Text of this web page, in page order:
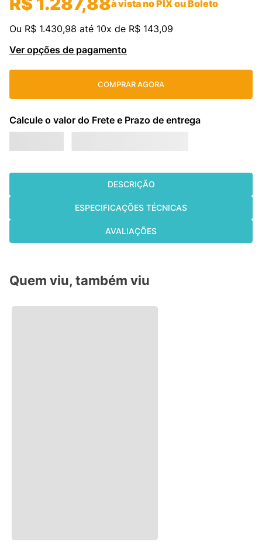
à vista no PIX ou Boleto
Ou R$ 1.430,98 até 10x de R$ 143,09
Ver opções de pagamento
COMPRAR AGORA
DESCRIÇÃO
ESPECIFICAÇÕES TÉCNICAS
AVALIAÇÕES
Quem viu, também viu